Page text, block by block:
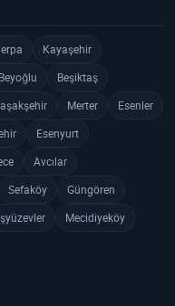
Kayaşehir
Beyoğlu
Beşiktaş
Merter
Esenler
Esenyurt
Avcılar
Sefaköy
Güngören
Mecidiyeköy